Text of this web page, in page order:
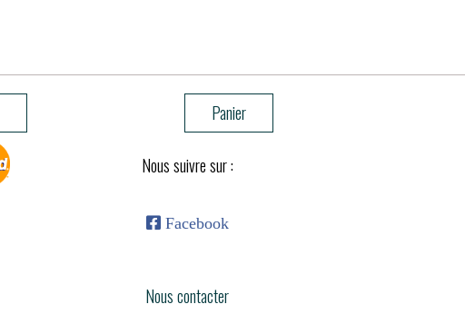
Panier
Nous suivre sur :
 Facebook
Nous contacter